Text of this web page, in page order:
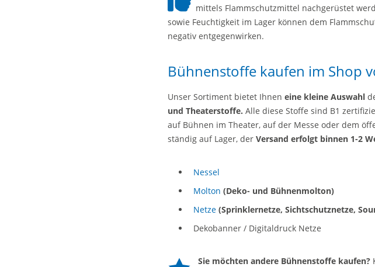
mittels Flammschutzmittel nachgerüstet
sowie Feuchtigkeit im Lager können dem
negativ entgegenwirken.
Bühnenstoffe kaufen im Shop
Unser Sortiment bietet Ihnen eine kleine Auswahl
und Theaterstoffe. Alle diese Stoffe sind B1
auf Bühnen im Theater, auf der Messe oder dem
ständig auf Lager, der Versand erfolgt binnen 1-2
Nessel
Molton (Deko- und Bühnenmolton)
Netze (Sprinklernetze, Sichtschutznetze,
Dekobanner / Digitaldruck Netze
Sie möchten andere Bühnenstoffe kaufen?